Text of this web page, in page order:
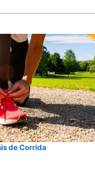
de Corrida